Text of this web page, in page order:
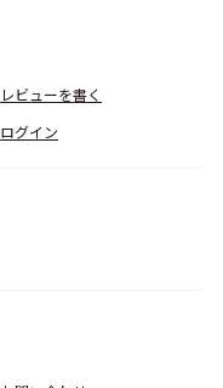
レビューを書く
ログイン